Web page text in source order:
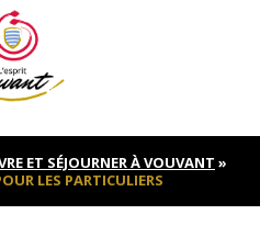
ET SÉJOURNER À VOUVANT »
LES PARTICULIERS